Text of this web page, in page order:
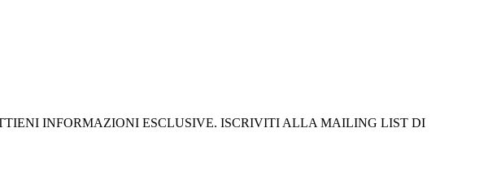
INFORMAZIONI ESCLUSIVE. ISCRIVITI ALLA MAILING LIST DI